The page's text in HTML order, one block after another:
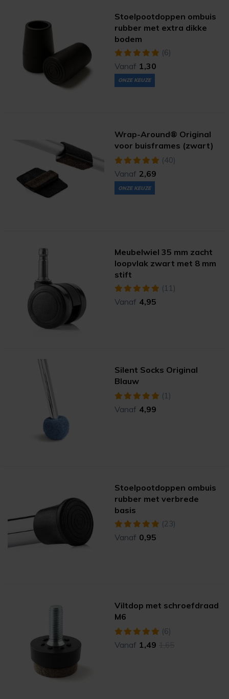
Stoelpootdoppen ombuis
rubber met extra dikke
bodem
(6)
Vanaf 1,30
ONZE KEUZE
Wrap-Around® Original
voor buisframes (zwart)
(40)
Vanaf 2,69
ONZE KEUZE
Meubelwiel 35 mm zacht
loopvlak zwart met 8 mm
stift
(11)
Vanaf 4,95
Silent Socks Original
Blauw
(1)
Vanaf 4,99
Stoelpootdoppen ombuis
rubber met verbrede
basis
(23)
Vanaf 0,95
Viltdop met schroefdraad
M6
(6)
Vanaf 1,49